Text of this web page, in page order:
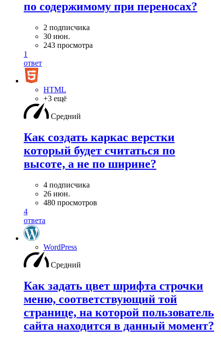
по содержимому при переносах?
2 подписчика
30 июн.
243 просмотра
1
ответ
HTML
+3 ещё
Средний
Как создать каркас верстки
который будет считаться по
высоте, а не по ширине?
4 подписчика
26 июн.
480 просмотров
4
ответа
WordPress
Средний
Как задать цвет шрифта строчки
меню, соответствующий той
странице, на которой пользователь
сайта находится в данный момент?